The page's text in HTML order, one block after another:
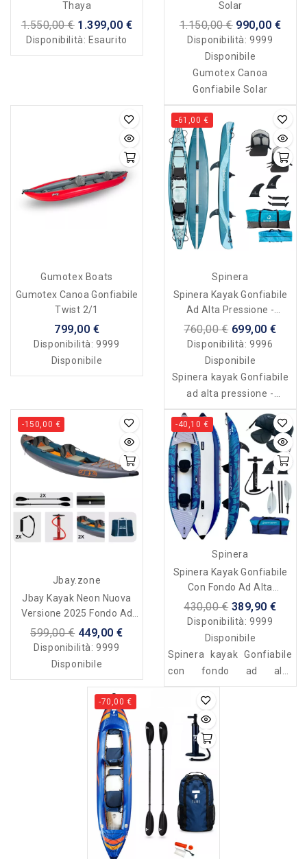
Thaya
1.550,00 € 1.399,00 €
Disponibilità: Esaurito
Solar
1.150,00 € 990,00 €
Disponibilità:9999
Disponibile
Gumotex Canoa
Gonfiabile Solar
Gumotex Boats
Gumotex Canoa Gonfiabile
Twist 2/1
799,00 €
Disponibilità:9999
Disponibile
-61,00 €
Spinera
Spinera Kayak Gonfiabile
Ad Alta Pressione -
Molveno 430 - 2 Posti
760,00 € 699,00 €
Disponibilità:9996
Disponibile
Spinera kayak Gonfiabile
ad alta pressione -
Molveno 430 - 2 posti
-150,00 €
Jbay.zone
Jbay Kayak Neon Nuova
Versione 2025 Fondo Ad
Alta Pressione
599,00 € 449,00 €
Disponibilità:9999
Disponibile
-40,10 €
Spinera
Spinera Kayak Gonfiabile
Con Fondo Ad Alta
Pressione - Duo - 2 Posti
430,00 € 389,90 €
Disponibilità:9999
Disponibile
Spinera kayak Gonfiabile
con fondo ad alta
pressione - Duo - 2 posti
-70,00 €